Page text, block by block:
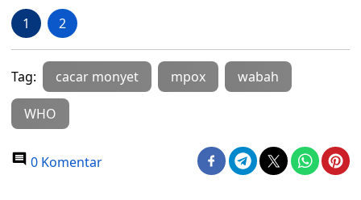
1 2
Tag: cacar monyet mpox wabah
WHO
0 Komentar